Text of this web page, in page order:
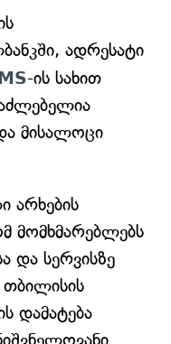
ადრესატი
-ის სახით
მისალოცი
არხების
მომხმარებლებს
და სერვისზე
დამატება